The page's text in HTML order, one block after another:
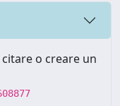
o creare un